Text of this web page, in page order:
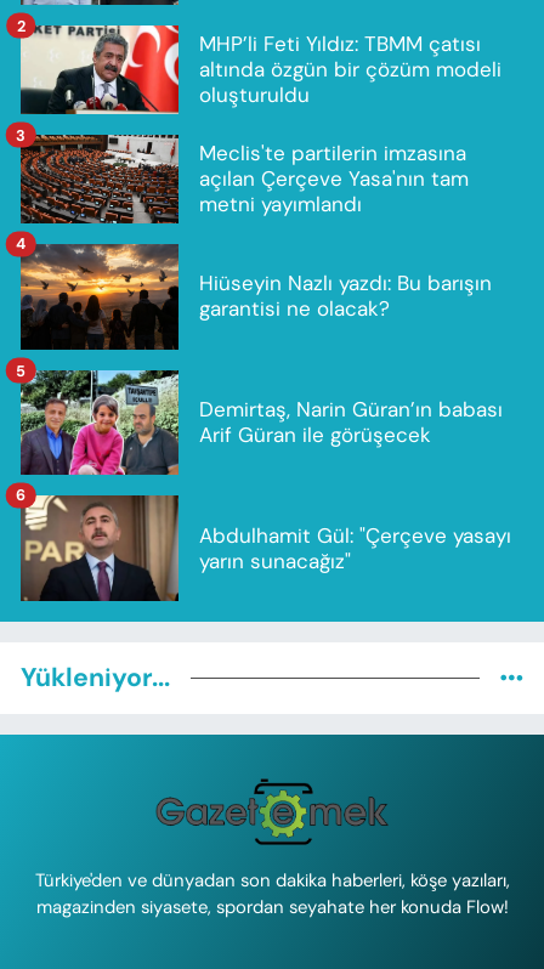
MHP’li Feti Yıldız: TBMM çatısı
altında özgün bir çözüm modeli
oluşturuldu
2
Meclis'te partilerin imzasına
açılan Çerçeve Yasa'nın tam
metni yayımlandı
3
Hiüseyin Nazlı yazdı: Bu barışın
garantisi ne olacak?
4
Demirtaş, Narin Güran’ın babası
Arif Güran ile görüşecek
5
Abdulhamit Gül: "Çerçeve yasayı
yarın sunacağız"
6
Yükleniyor...
Türkiye'den ve dünyadan son dakika haberleri, köşe yazıları,
magazinden siyasete, spordan seyahate her konuda Flow!